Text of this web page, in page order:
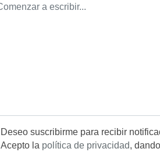
Deseo suscribirme para recibir
Acepto la política de privacidad,